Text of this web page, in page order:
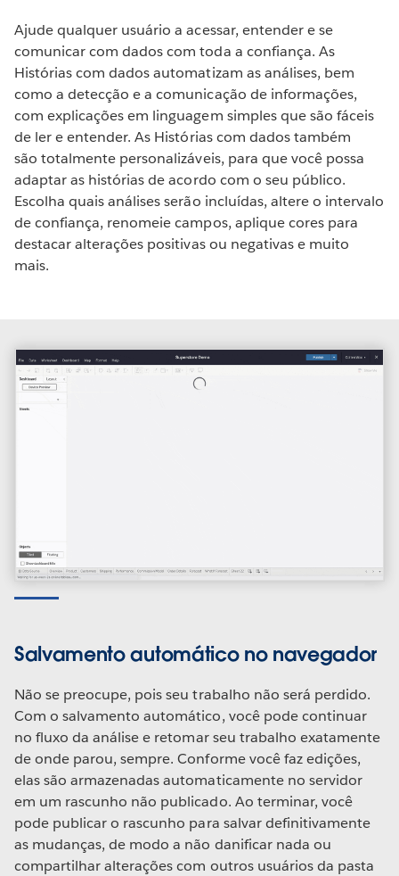
Ajude qualquer usuário a acessar, entender e se
comunicar com dados com toda a confiança. As
Histórias com dados automatizam as análises, bem
como a detecção e a comunicação de informações,
com explicações em linguagem simples que são fáceis
de ler e entender. As Histórias com dados também
são totalmente personalizáveis, para que você possa
adaptar as histórias de acordo com o seu público.
Escolha quais análises serão incluídas, altere o intervalo
de confiança, renomeie campos, aplique cores para
destacar alterações positivas ou negativas e muito
mais.
Salvamento automático no navegador
Não se preocupe, pois seu trabalho não será perdido.
Com o salvamento automático, você pode continuar
no fluxo da análise e retomar seu trabalho exatamente
de onde parou, sempre. Conforme você faz edições,
elas são armazenadas automaticamente no servidor
em um rascunho não publicado. Ao terminar, você
pode publicar o rascunho para salvar definitivamente
as mudanças, de modo a não danificar nada ou
compartilhar alterações com outros usuários da pasta